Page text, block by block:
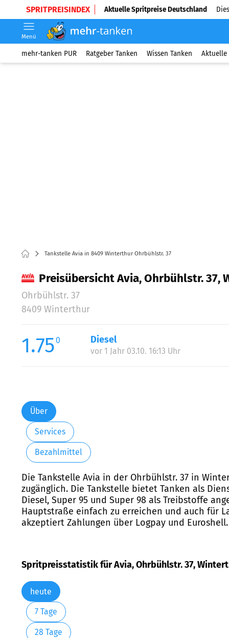
SPRITPREISINDEX Aktuelle Spritpreise Deutschland
Menü
mehr-tanken PUR Ratgeber Tanken Wissen Tanken Aktuelle
Tankstelle Avia in 8409 Winterthur Ohrbühlstr. 37
Preisübersicht Avia, Ohrbühlstr. 37,
Ohrbühlstr. 37
8409 Winterthur
1.750 Diesel
vor 1 Jahr 03.10. 16:13 Uhr
Über
Services
Bezahlmittel
Die Tankstelle Avia in der Ohrbühlstr. 37 in
zugänglich. Die Tankstelle bietet Tanken als
Diesel, Super 95 und Super 98 als Treibstoffe
Hauptstraße einfach zu erreichen und auch für
akzeptiert Zahlungen über Logpay und
Spritpreisstatistik für Avia, Ohrbühlstr. 37,
heute
7 Tage
28 Tage